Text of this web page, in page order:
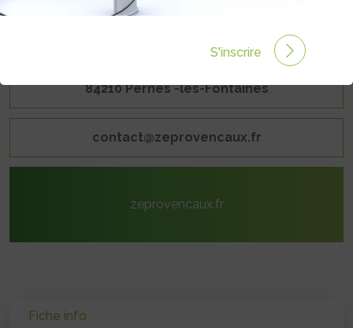
84210 Pernes -les-Fontaines
contact@zeprovencaux.fr
zeprovencaux.fr
Fiche info
S'inscrire